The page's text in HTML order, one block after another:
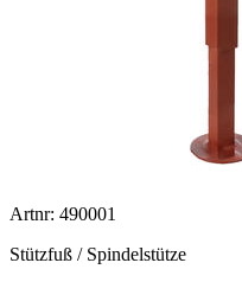
Artnr: 490001
Stützfuß / Spindelstütze